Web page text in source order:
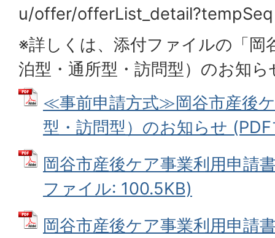
u/offer/
※詳しくは、添付ファイルの「岡
泊型・通所型・訪問型）のお知
≪事前申請方式≫岡谷市産後
型・訪問型）のお知らせ
岡谷市産後ケア事業利用申請
ファイル: 100.5KB)
岡谷市産後ケア事業利用申請